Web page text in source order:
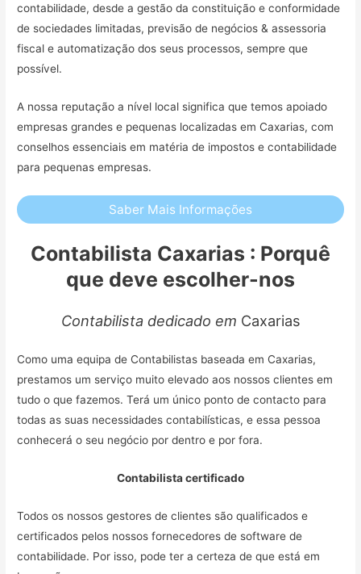
contabilidade, desde a gestão da constituição e conformidade
de sociedades limitadas, previsão de negócios & assessoria
fiscal e automatização dos seus processos, sempre que
possível.
A nossa reputação a nível local significa que temos apoiado
empresas grandes e pequenas localizadas em Caxarias, com
conselhos essenciais em matéria de impostos e contabilidade
para pequenas empresas.
Saber Mais Informações
Contabilista Caxarias : Porquê
que deve escolher-nos
Contabilista dedicado em Caxarias
Como uma equipa de Contabilistas baseada em Caxarias,
prestamos um serviço muito elevado aos nossos clientes em
tudo o que fazemos. Terá um único ponto de contacto para
todas as suas necessidades contabilísticas, e essa pessoa
conhecerá o seu negócio por dentro e por fora.
Contabilista certificado
Todos os nossos gestores de clientes são qualificados e
certificados pelos nossos fornecedores de software de
contabilidade. Por isso, pode ter a certeza de que está em